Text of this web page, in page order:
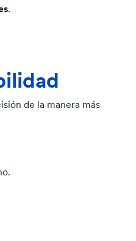
.
de la manera más